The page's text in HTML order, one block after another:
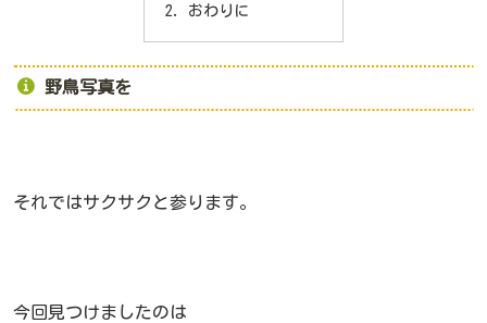
おわりに
野鳥写真を
それではサクサクと参ります。
今回見つけましたのは